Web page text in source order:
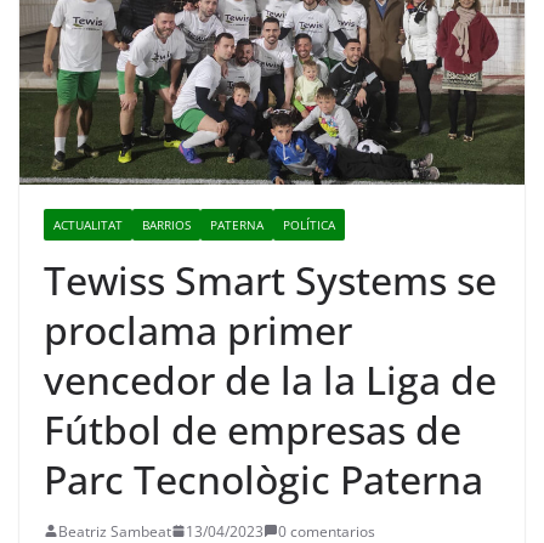
ACTUALITAT BARRIOS PATERNA POLÍTICA
Tewiss Smart Systems se
proclama primer
vencedor de la la Liga de
Fútbol de empresas de
Parc Tecnològic Paterna
Beatriz Sambeat 13/04/2023
0 comentarios